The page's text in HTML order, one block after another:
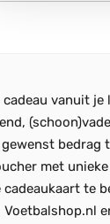
vanuit
gewenst
met
te
Voetbalshop.nl